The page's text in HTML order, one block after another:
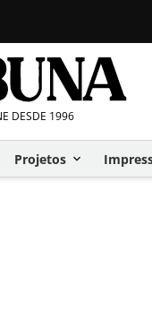
DESDE 1996
Projetos